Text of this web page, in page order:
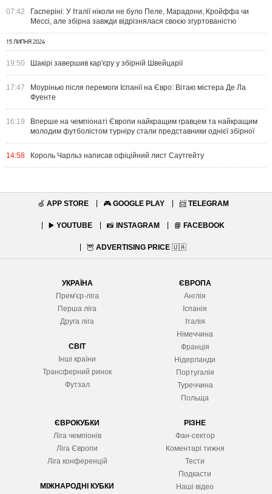
07:42
Гасперіні: У Італії ніколи не було Пеле, Марадони, Кройффа чи
Мессі, але збірна завжди відрізнялася своєю згуртованістю
15 ЛИПНЯ 2024
19:50 Шакірі завершив кар'єру у збірній Швейцарії
17:47
Моурінью після перемоги Іспанії на Євро: Вітаю містера Де Ла
Фуенте
16:19
Вперше на чемпіонаті Європи найкращим гравцем та найкращим
молодим футболістом турніру стали представники однієї збірної
14:58 Король Чарльз написав офіційний лист Саутгейту
🍏 APP STORE 🎮 GOOGLE PLAY 📨 TELEGRAM
▶️ YOUTUBE 📸 INSTAGRAM 📘 FACEBOOK
🦉 ADVERTISING PRICE 🇺🇦
УКРАЇНА
Прем'єр-ліга
Перша ліга
Друга ліга
СВІТ
Інші країни
Трансферний ринок
Футзал
ЄВРОПА
Англія
Іспанія
Італія
Німеччина
Франція
Нідерланди
Португалія
Туреччина
Польща
ЄВРОКУБКИ
Ліга чемпіонів
Ліга Європи
Ліга конференцій
МІЖНАРОДНІ КУБКИ
РІЗНЕ
Фан-сектор
Коментарі тижня
Тести
Подкасти
Наші відео